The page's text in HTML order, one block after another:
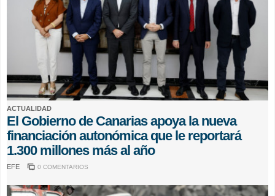
ACTUALIDAD
El Gobierno de Canarias apoya la nueva
financiación autonómica que le reportará
1.300 millones más al año
EFE 0 COMENTARIOS